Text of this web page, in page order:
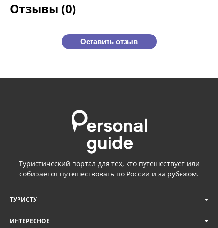
Отзывы (0)
Оставить отзыв
Туристический портал для тех, кто путешествует или
собирается путешествовать по России и за рубежом.
ТУРИСТУ
ИНТЕРЕСНОЕ